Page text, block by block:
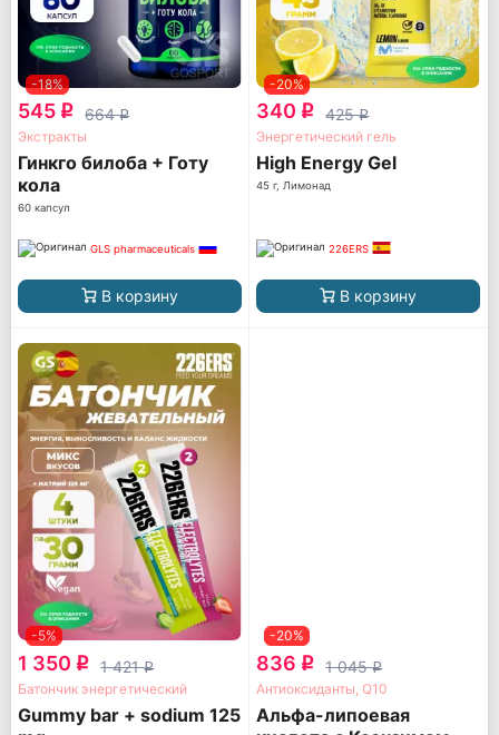
-18%
545 q 664q
Экстракты
Гинкго билоба + Готу
кола
60 капсул
GLS pharmaceuticals
В корзину
-20%
340 q 425q
Энергетический гель
High Energy Gel
45 г, Лимонад
226ERS
В корзину
-5%
1 350 q 1 421q
Батончик энергетический
Gummy bar + sodium 125
-20%
836 q 1 045q
Антиоксиданты, Q10
Альфа-липоевая